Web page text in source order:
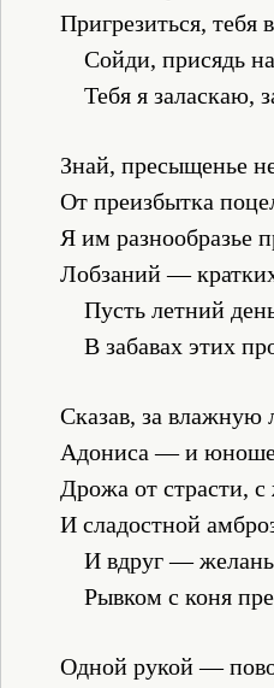
Пригрезиться, тебя
Сойди, присядь
Тебя я заласкаю,
Знай, пресыщенье
От преизбытка
Я им разнообразье
Лобзаний —
Пусть летний
В забавах этих
Сказав, за влажную
Адониса — и
Дрожа от страсти,
И сладостной
И вдруг —
Рывком с коня
Одной рукой —